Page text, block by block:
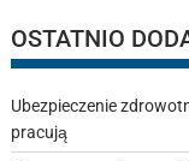
OSTATNIO
Ubezpieczenie
pracują